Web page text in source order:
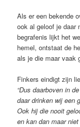
Als er een bekende
ook al geloof je daar
begrafenis lijkt het
hemel, ontstaat de
als je die maar vaak
Finkers eindigt zijn
“Dus daarboven in
daar drinken wij een
Ook hij die nooit
en kan dan maar